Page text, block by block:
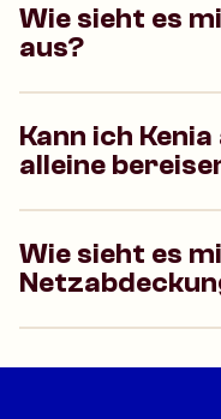
Wie sieht es
aus?
Kann ich
alleine
Wie sieht es